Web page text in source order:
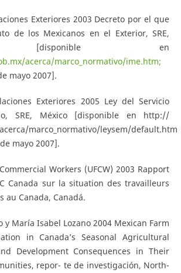
Exteriores 2003 Decreto por el que
de los Mexicanos en el Exterior, SRE,
[disponible en
acerca/marco_normativo/ime.htm;
mayo 2007].
Exteriores 2005 Ley del Servicio
SRE, México [disponible en http://
marco_normativo/leysem/default.htm
mayo 2007].
Workers (UFCW) 2003 Rapport
Canada sur la situation des travailleurs
au Canada, Canadá.
y María Isabel Lozano 2004 Mexican Farm
in Canada’s Seasonal Agricultural
Development Consequences in Their
repor- te de investigación, North-